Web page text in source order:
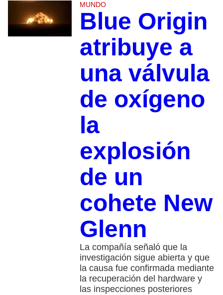
MUNDO
Blue Origin
atribuye a
una válvula
de oxígeno
la
explosión
de un
cohete New
Glenn
La compañía señaló que la
investigación sigue abierta y que
la causa fue confirmada mediante
la recuperación del hardware y
las inspecciones posteriores